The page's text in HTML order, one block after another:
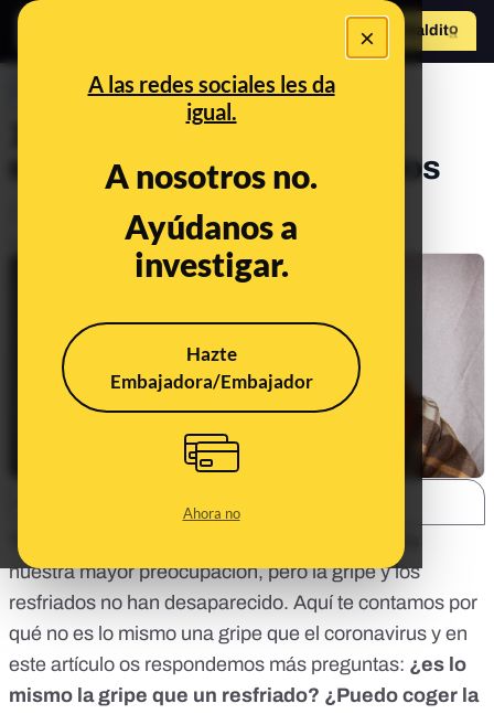
×
A las redes sociales les da
igual.
A nosotros no.
Ayúdanos a
investigar.
Hazte
Embajadora/Embajador
Ahora no
Hazte Maldito
PREBUNKING
10 preguntas y respuestas
sobre la gripe y los resfriados
Mar 15, 2020, 8:44:00 AM
nuestra mayor preocupación, pero la gripe y los
resfriados no han desaparecido. Aquí te contamos por
qué no es lo mismo una gripe que el coronavirus y en
este artículo os respondemos más preguntas: ¿es lo
mismo la gripe que un resfriado? ¿Puedo coger la